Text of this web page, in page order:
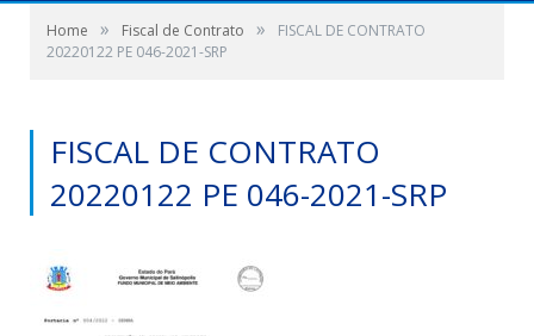
Home » Fiscal de Contrato »
FISCAL DE CONTRATO
20220122 PE 046-2021-SRP
FISCAL DE CONTRATO
20220122 PE 046-2021-SRP